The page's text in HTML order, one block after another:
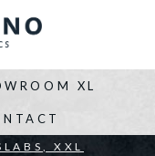
PARTICULIEREN
XXL
XL